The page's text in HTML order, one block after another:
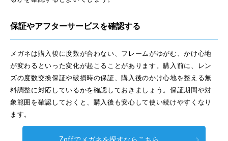
保証やアフターサービスを確認する
メガネは購入後に度数が合わない、フレームがゆがむ、かけ心地
が変わるといった変化が起こることがあります。購入前に、レン
ズの度数交換保証や破損時の保証、購入後のかけ心地を整える無
料調整に対応しているかを確認しておきましょう。保証期間や対
象範囲を確認しておくと、購入後も安心して使い続けやすくなり
ます。